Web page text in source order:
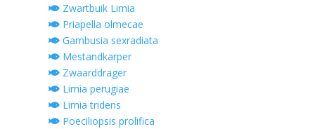
Zwartbuik Limia
Priapella olmecae
Gambusia sexradiata
Mestandkarper
Zwaarddrager
Limia perugiae
Limia tridens
Poeciliopsis prolifica